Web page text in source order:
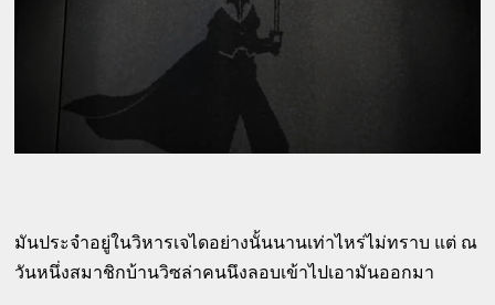
มันประจำอยู่ในวิหารเจไดอย่างนั้นนานเท่าไหร่ไม่ทราบ แต่ ณ
วันหนึ่งสมาชิกบ้านวิซล่าคนนึงลอบเข้าไปเอามันออกมา